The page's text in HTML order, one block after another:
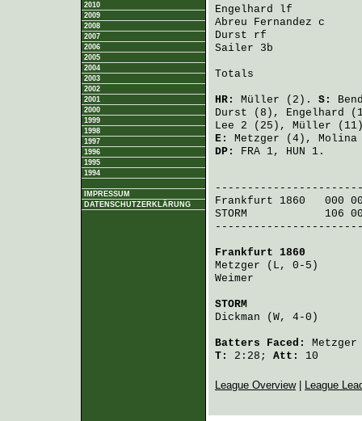
2010
2009
2008
2007
2006
2005
2004
2003
2002
2001
2000
1999
1998
1997
1996
1995
1994
IMPRESSUM
DATENSCHUTZERKLÄRUNG
Engelhard lf
Abreu Fernandez c
Durst rf
Sailer 3b
Totals
HR: Müller (2). S:
Durst (8), Engelhard
Lee 2 (25), Müller
E: Metzger (4), Molina
DP:
FRA 1, HUN 1.
Frankfurt 1860
000
STORM
106
Frankfurt 1860
Metzger (L, 0-5)
Weimer
STORM
Dickman (W, 4-0)
Batters Faced: Metzger
T:
2:28; Att: 10
League Overview| League